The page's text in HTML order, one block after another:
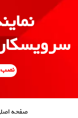
سرویسکار
صفحه